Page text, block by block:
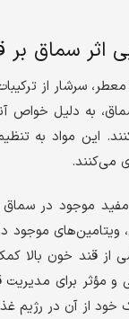
اثر سماق
سرشار از
به دلیل خواص
این مواد به
می‌کنند.
مفید موجود در
از قند خون بالا
مؤثر برای مدیریت
از آن در رژیم